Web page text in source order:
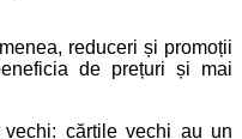
reduceri și promoții
de prețuri și mai
cărțile vechi au un